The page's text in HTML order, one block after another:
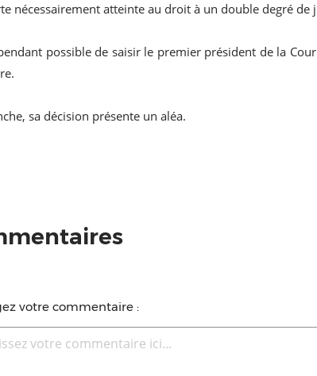
nécessairement atteinte au droit à un double degré de
possible de saisir le premier président de la
sa décision présente un aléa.
votre commentaire :